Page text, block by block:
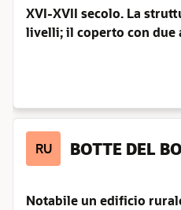
XVI-XVII secolo. La
livelli; il coperto con due
RU BOTTE DEL
Notabile un edificio